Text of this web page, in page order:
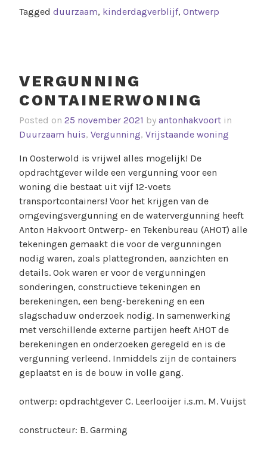
Tagged duurzaam, kinderdagverblijf, Ontwerp
VERGUNNING
CONTAINERWONING
Posted on 25 november 2021 by antonhakvoort in
Duurzaam huis, Vergunning, Vrijstaande woning
In Oosterwold is vrijwel alles mogelijk! De
opdrachtgever wilde een vergunning voor een
woning die bestaat uit vijf 12-voets
transportcontainers! Voor het krijgen van de
omgevingsvergunning en de watervergunning heeft
Anton Hakvoort Ontwerp- en Tekenbureau (AHOT) alle
tekeningen gemaakt die voor de vergunningen
nodig waren, zoals plattegronden, aanzichten en
details. Ook waren er voor de vergunningen
sonderingen, constructieve tekeningen en
berekeningen, een beng-berekening en een
slagschaduw onderzoek nodig. In samenwerking
met verschillende externe partijen heeft AHOT de
berekeningen en onderzoeken geregeld en is de
vergunning verleend. Inmiddels zijn de containers
geplaatst en is de bouw in volle gang.
ontwerp: opdrachtgever C. Leerlooijer i.s.m. M. Vuijst
constructeur: B. Garming